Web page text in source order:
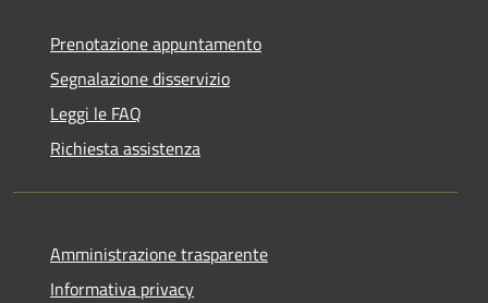
Prenotazione appuntamento
Segnalazione disservizio
Leggi le FAQ
Richiesta assistenza
Amministrazione trasparente
Informativa privacy